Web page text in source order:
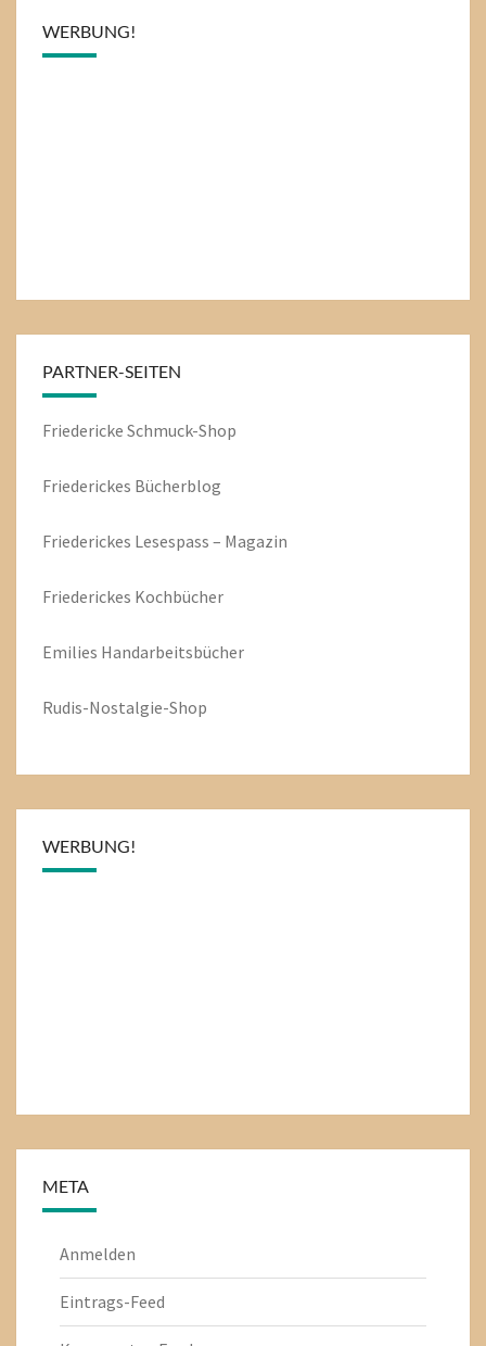
WERBUNG!
PARTNER-SEITEN
Friedericke Schmuck-Shop
Friederickes Bücherblog
Friederickes Lesespass – Magazin
Friederickes Kochbücher
Emilies Handarbeitsbücher
Rudis-Nostalgie-Shop
WERBUNG!
META
Anmelden
Eintrags-Feed